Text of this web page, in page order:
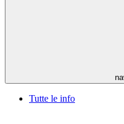
Tutte le info